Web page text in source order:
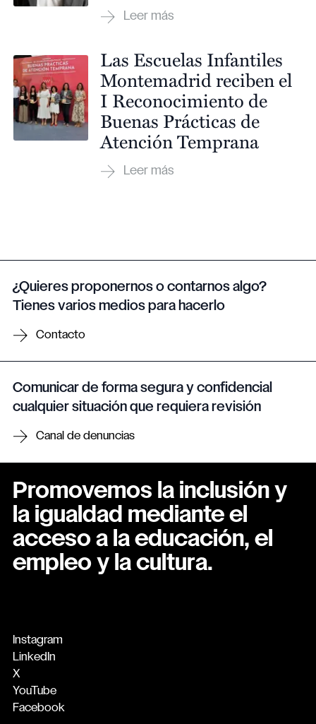
Las Escuelas Infantiles
Montemadrid reciben el
I Reconocimiento de
Buenas Prácticas de
Atención Temprana
¿Quieres proponernos o contarnos algo?
Tienes varios medios para hacerlo
Contacto
Comunicar de forma segura y confidencial
cualquier situación que requiera revisión
Canal de denuncias
Promovemos la inclusión y
la igualdad mediante el
acceso a la educación, el
empleo y la cultura.
Instagram
LinkedIn
X
YouTube
Facebook